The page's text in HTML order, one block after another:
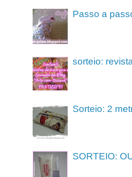
Passo a
sorteio:
Sorteio: 2
SORTEIO: